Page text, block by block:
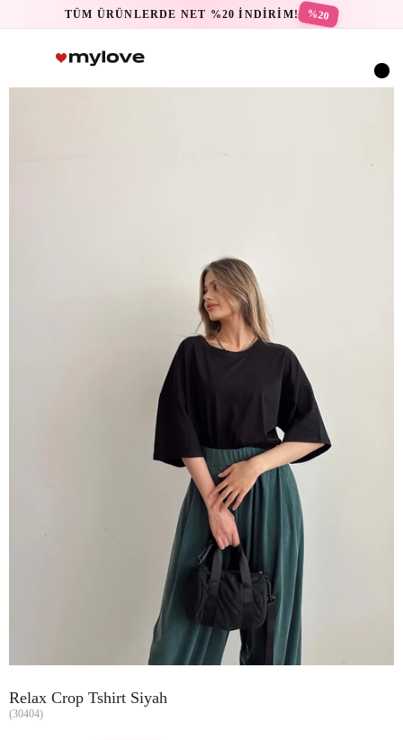
TÜM ÜRÜNLERDE NET %20 İNDİRİM! %20
Relax Crop Tshirt Siyah
(30404)